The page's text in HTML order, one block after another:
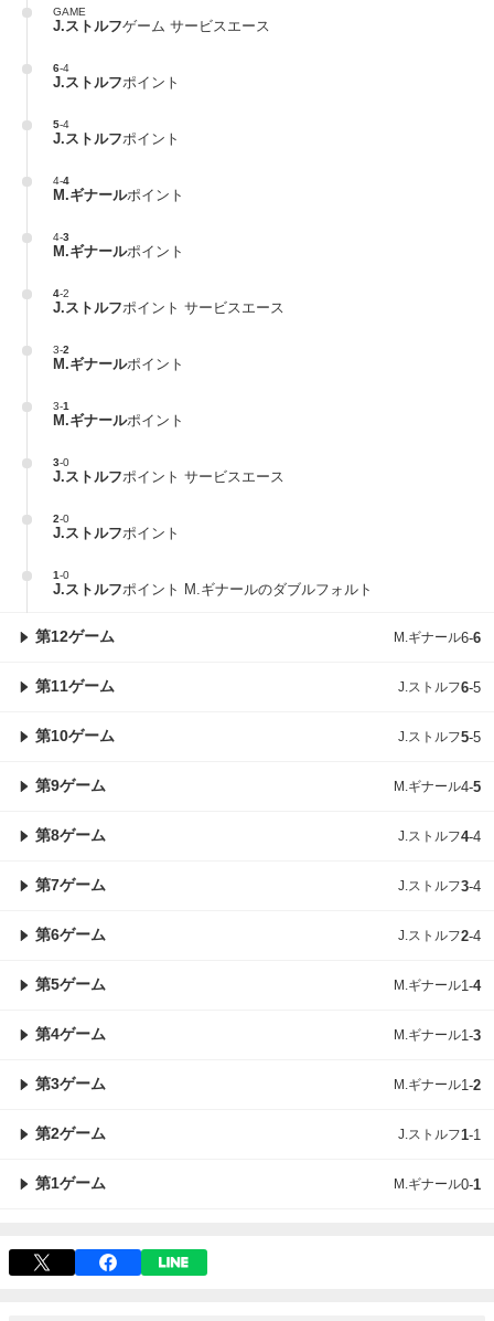
GAME
J.ストルフゲーム サービスエース
6-4
J.ストルフポイント
5-4
J.ストルフポイント
4-4
M.ギナールポイント
4-3
M.ギナールポイント
4-2
J.ストルフポイント サービスエース
3-2
M.ギナールポイント
3-1
M.ギナールポイント
3-0
J.ストルフポイント サービスエース
2-0
J.ストルフポイント
1-0
J.ストルフポイント M.ギナールのダブルフォルト
第12ゲーム M.ギナール6-6
第11ゲーム J.ストルフ6-5
第10ゲーム J.ストルフ5-5
第9ゲーム M.ギナール4-5
第8ゲーム J.ストルフ4-4
第7ゲーム J.ストルフ3-4
第6ゲーム J.ストルフ2-4
第5ゲーム M.ギナール1-4
第4ゲーム M.ギナール1-3
第3ゲーム M.ギナール1-2
第2ゲーム J.ストルフ1-1
第1ゲーム M.ギナール0-1